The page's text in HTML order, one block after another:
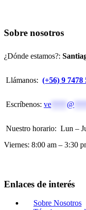
Sobre nosotros
¿Dónde estamos?:
Llámanos: (+56) 9 7478
Escríbenos: ve @
Nuestro horario: Lun –
Viernes: 8:00 am – 3:30
Enlaces de interés
Sobre Nosotros